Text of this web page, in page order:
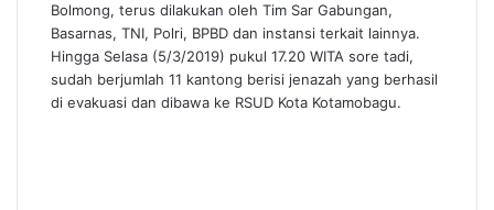
Bolmong, terus dilakukan oleh Tim Sar Gabungan,
Basarnas, TNI, Polri, BPBD dan instansi terkait lainnya.
Hingga Selasa (5/3/2019) pukul 17.20 WITA sore tadi,
sudah berjumlah 11 kantong berisi jenazah yang berhasil
di evakuasi dan dibawa ke RSUD Kota Kotamobagu.